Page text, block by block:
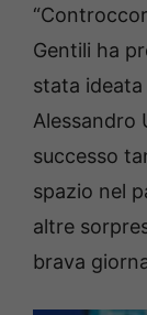
Gentili ha
stata ideata
Alessandro
successo
spazio nel
altre
brava